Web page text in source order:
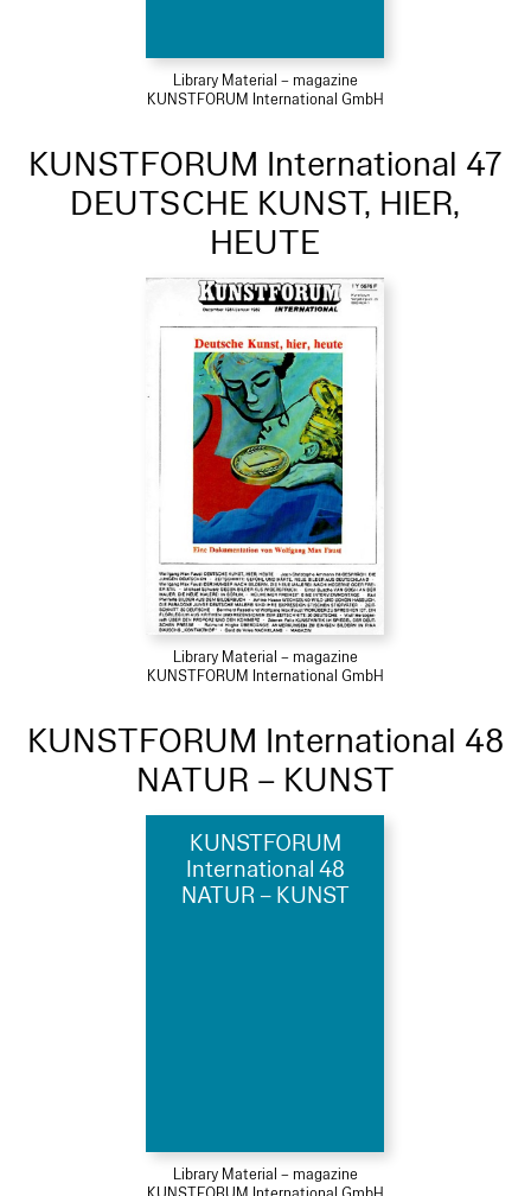
Library Material – magazine
KUNSTFORUM International GmbH
KUNSTFORUM International 47
DEUTSCHE KUNST, HIER,
HEUTE
Library Material – magazine
KUNSTFORUM International GmbH
KUNSTFORUM International 48
NATUR – KUNST
KUNSTFORUM
International 48
NATUR – KUNST
Library Material – magazine